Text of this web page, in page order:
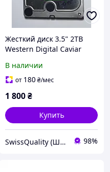
Жесткий диск 3.5" 2TB
Western Digital Caviar
SATA III 64MB Б/У
В наличии
от 180₴/мес
1 800₴
Купить
SwissQuality (Швейцарское Качество) 98%